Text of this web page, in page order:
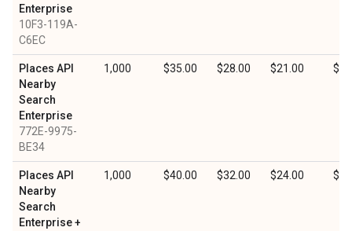
Enterprise
10F3-119A-
C6EC
Places API
Nearby
Search
Enterprise
772E-9975-
BE34
1,000 $35.00 $28.00 $21.00
Places API
Nearby
Search
Enterprise +
1,000 $40.00 $32.00 $24.00